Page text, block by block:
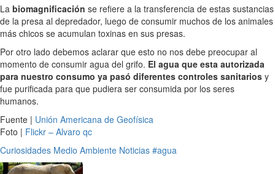
La biomagnificación se refiere a la transferencia de estas sustancias
de la presa al depredador, luego de consumir muchos de los animales
más chicos se acumulan toxinas en sus presas.
Por otro lado debemos aclarar que esto no nos debe preocupar al
momento de consumir agua del grifo. El agua que esta autorizada
para nuestro consumo ya pasó diferentes controles sanitarios y
fue purificada para que pudiera ser consumida por los seres
humanos.
Fuente | Unión Americana de Geofísica
Foto | Flickr – Alvaro qc
Curiosidades Medio Ambiente Noticias #agua